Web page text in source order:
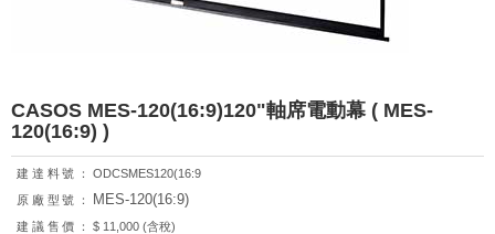
CASOS MES-120(16:9)120"軸席電動幕 ( MES-
120(16:9) )
建達料號：
ODCSMES120(16:9
原廠型號：
MES-120(16:9)
建議售價： $ 11,000 (含稅)